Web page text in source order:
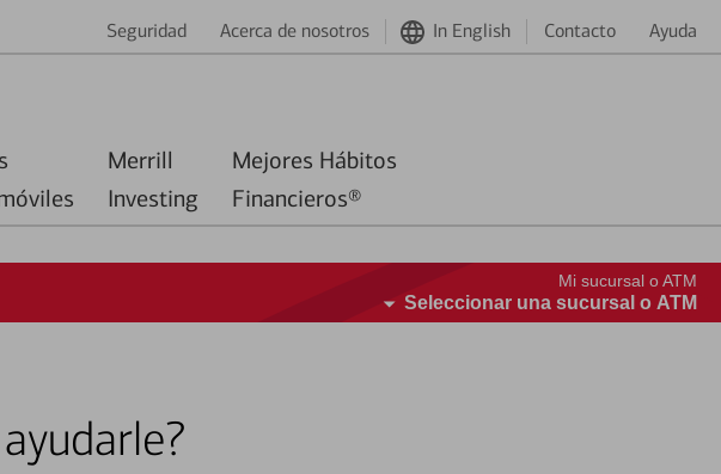
Seguridad Acerca de nosotros In English Contacto Ayuda
Merrill
Investing
Mejores Hábitos
Financieros®
Mi sucursal o ATM
Seleccionar una sucursal o ATM